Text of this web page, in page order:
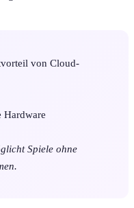
von Cloud-
Spiele ohne